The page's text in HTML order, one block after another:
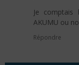
Je
AKUMU ou
Répondre